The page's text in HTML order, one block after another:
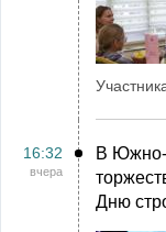
16:32
вчера
В Южно-
Дню